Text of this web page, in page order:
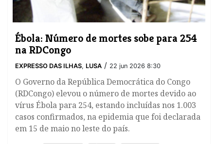
Ébola: Número de mortes sobe para 254
na RDCongo
EXPRESSO DAS ILHAS, LUSA / 22 jun 2026 8:30
O Governo da República Democrática do Congo
(RDCongo) elevou o número de mortes devido ao
vírus Ébola para 254, estando incluídas nos 1.003
casos confirmados, na epidemia que foi declarada
em 15 de maio no leste do país.